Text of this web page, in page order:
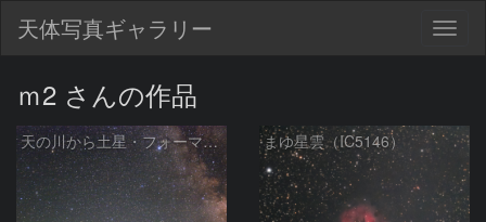
天体写真ギャラリー
ｍ2 さんの作品
天の川から土星・フォーマルハウト まゆ星雲（IC5146）